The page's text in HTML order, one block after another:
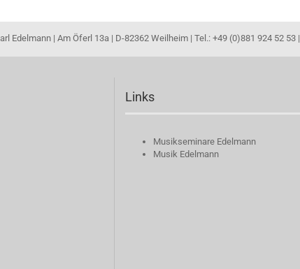
Edelmann | Am Öferl 13a | D-82362 Weilheim | Tel.: +49 (0)881 924 52 53 |
Links
Musikseminare Edelmann
Musik Edelmann